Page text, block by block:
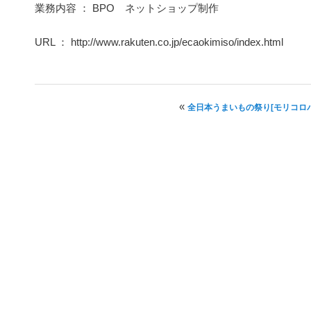
業務内容 ： BPO ネットショップ制作
URL ： http://www.rakuten.co.jp/ecaokimiso/index.html
投稿ナビゲーション
« 全日本うまいもの祭り[モリコロ